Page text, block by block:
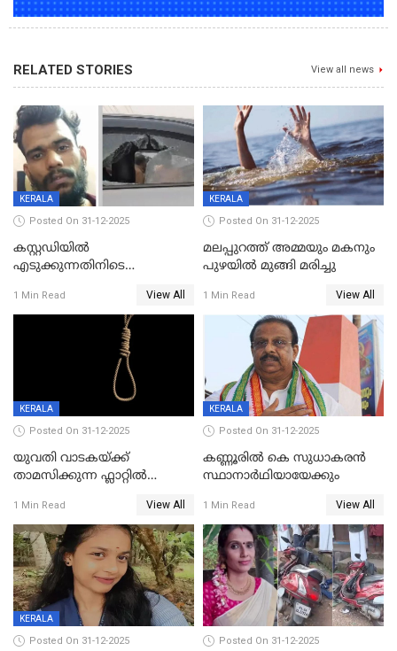
RELATED STORIES View all news
KERALA
Posted On 31-12-2025
കസ്റ്റഡിയിൽ
എടുക്കുന്നതിനിടെ
വധശ്രമക്കേസ് പ്രതി പിടിയിൽ
1 Min Read View All
KERALA
Posted On 31-12-2025
മലപ്പുറത്ത് അമ്മയും മകനും
പുഴയിൽ മുങ്ങി മരിച്ചു
1 Min Read View All
KERALA
Posted On 31-12-2025
യുവതി വാടകയ്ക്ക്
താമസിക്കുന്ന ഫ്ലാറ്റില്‍
സംഭവം കൈതപ്പൊയിലില്‍
1 Min Read View All
KERALA
Posted On 31-12-2025
കണ്ണൂരിൽ കെ സുധാകരൻ
സ്ഥാനാർഥിയായേക്കും
1 Min Read View All
KERALA
Posted On 31-12-2025 Posted On 31-12-2025